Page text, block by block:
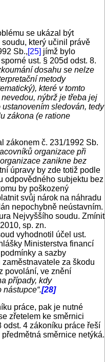
se ukázal být
který učinil právě
Sb.,[25] jímž bylo
ust. § 205d odst. 8.
dosahu se nelze
metody
které v tomto
nýbrž je třeba jej
sledován, tedy
zákona (e ratione
zákonem č. 231/1992 Sb.
organizace při
zanikne bez
úpravy by zde totiž podle
odpovědného subjektu bez
by poškozený
svůj nárok na náhradu
nepochybně neústavním.
Nejvyššího soudu. Zmínit
sp. zn.
vyhodnotil účel ust.
Ministerstva financí
a sazby
za škodu
povolání, ve znění
případy, kdy
[28]
práce, pak je nutné
zřetelem ke směrnici
odst. 4 zákoníku práce řeší
směrnice netýká.